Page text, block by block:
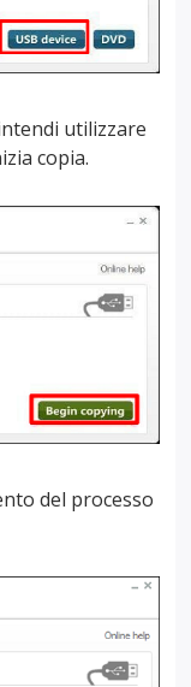
utilizzare
copia.
del processo